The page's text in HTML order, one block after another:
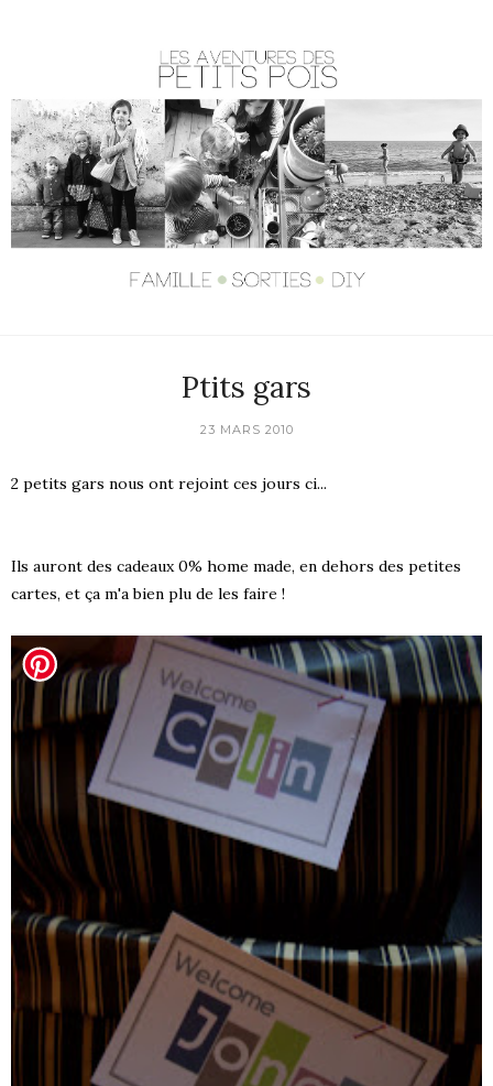
Ptits gars
23 MARS 2010
2 petits gars nous ont rejoint ces jours ci...
Ils auront des cadeaux 0% home made, en dehors des petites
cartes, et ça m'a bien plu de les faire !